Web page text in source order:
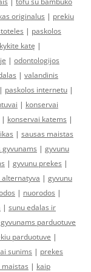
originalus | prekiu
| paskolos
katę |
| odontologijos
| valandinis
| paskolos internetu |
| konservai
| konservai katems |
| sausas maistas
gyvunams | gyvunu
| gyvunu prekes |
| gyvunu
| nuorodos |
| sunu edalas ir
gyvunams parduotuve
parduotuve |
sunims | prekes
maistas | kaip